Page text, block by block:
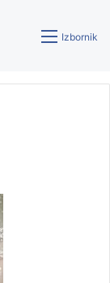
Izbornik